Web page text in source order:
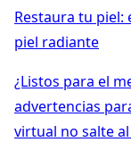
Restaura tu
piel radiante
¿Listos para el
advertencias
virtual no salte